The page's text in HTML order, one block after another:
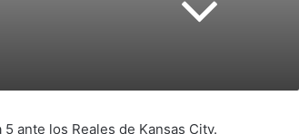
ante los Reales de Kansas City.